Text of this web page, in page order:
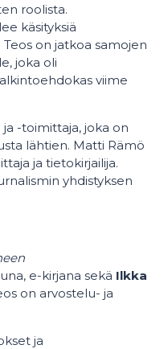
roolista.
käsityksiä
on jatkoa samojen
joka oli
viime
-toimittaja, joka on
lähtien. Matti Rämö
ja tietokirjailija.
yhdistyksen
e-kirjana sekä Ilkka
on arvostelu- ja
ja